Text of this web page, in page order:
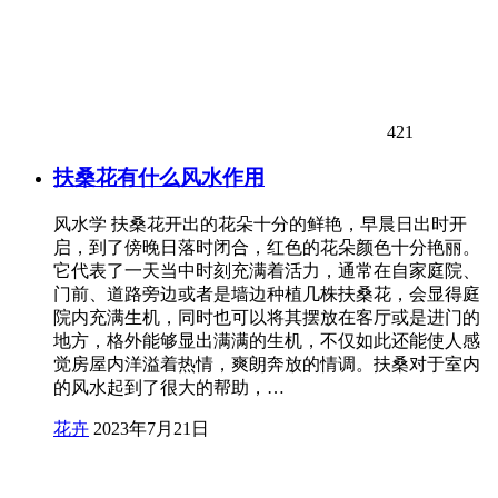
421
扶桑花有什么风水作用
风水学 扶桑花开出的花朵十分的鲜艳，早晨日出时开
启，到了傍晚日落时闭合，红色的花朵颜色十分艳丽。
它代表了一天当中时刻充满着活力，通常在自家庭院、
门前、道路旁边或者是墙边种植几株扶桑花，会显得庭
院内充满生机，同时也可以将其摆放在客厅或是进门的
地方，格外能够显出满满的生机，不仅如此还能使人感
觉房屋内洋溢着热情，爽朗奔放的情调。扶桑对于室内
的风水起到了很大的帮助，…
花卉 2023年7月21日